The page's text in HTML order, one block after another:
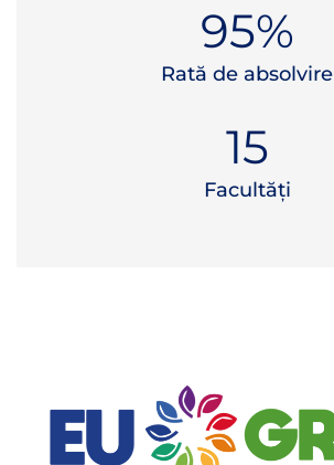
95%
Rată de absolvire
15
Facultăți